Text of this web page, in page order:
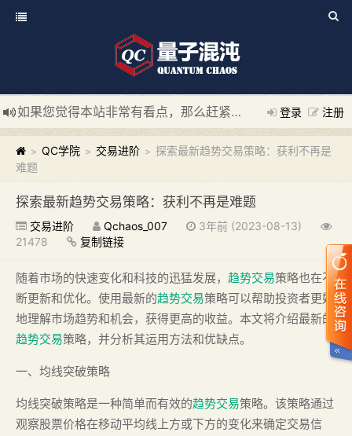
登录 注册
如果您觉得本站非常有看点，那么赶紧使用Ctrl+D 收藏我们吧
新添加量子混沌系统板块，欢迎大家访问！
---“量子混沌系
> QC学院 > 交易进阶 > 探索最新趋势交易策略：获利不再是
难题
探索最新趋势交易策略：获利不再是难题
交易进阶 Qchaos_007
3年前 (2023-08-13)
21478
复制链接
随着市场的快速变化和科技的迅猛发展， 趋势交易策略也在不
断更新和优化。使用最新的趋势交易策略可以帮助投资者更好
地理解市场趋势和机会，获得更高的收益。本文将介绍最新的
趋势交易策略，并分析其运用方法和优缺点。
一、均线突破策略
均线突破策略是一种简单而有效的趋势交易策略。该策略通过
观察股票价格在移动平均线上方或下方的变化来确定交易信